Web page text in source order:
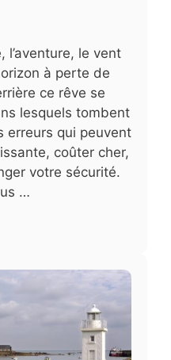
l’aventure, le vent
à perte de
ce rêve se
lesquels tombent
erreurs qui peuvent
coûter cher,
votre sécurité.
…